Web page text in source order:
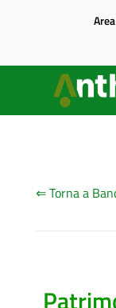
⇐ Torna a